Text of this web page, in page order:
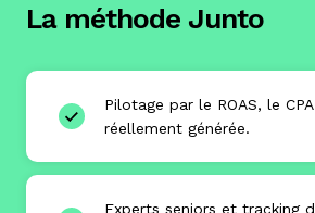
La méthode Junto
Pilotage par le ROAS, le
réellement générée.
Experts seniors et tracking